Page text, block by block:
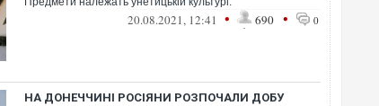
20.08.2021, 12:41 • 690 • 0
НА ДОНЕЧЧИНІ РОСІЯНИ РОЗПОЧАЛИ ДОБУ